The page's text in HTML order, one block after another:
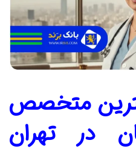
متخصص
در تهران